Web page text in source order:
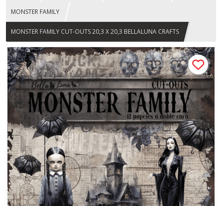
MONSTER FAMILY
MONSTER FAMILY CUT-OUTS 20,3 X 20,3 BELLALUNA CRAFTS